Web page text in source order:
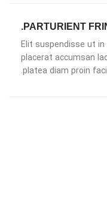
PARTURIENT
Elit suspendisse ut
placerat accumsan
platea diam proin